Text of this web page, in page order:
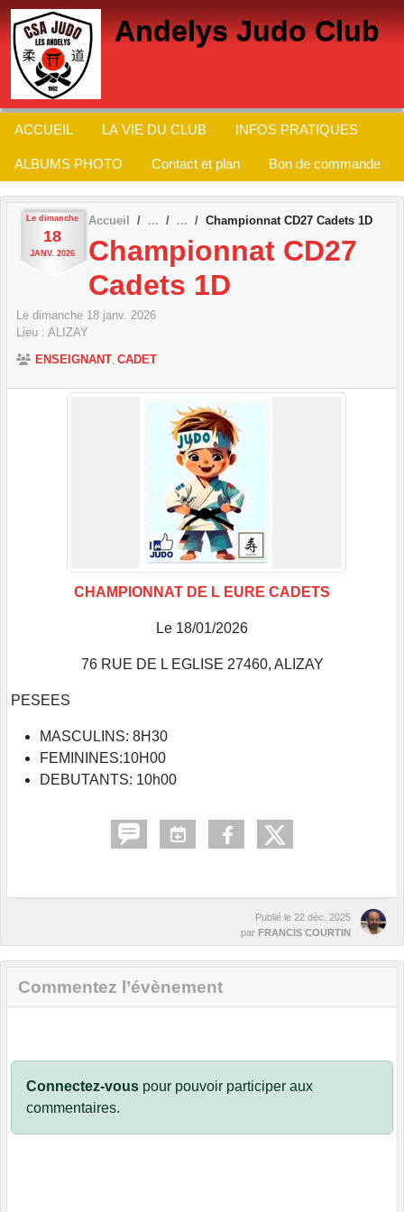
Andelys Judo Club
ACCUEIL LA VIE DU CLUB INFOS PRATIQUES
ALBUMS PHOTO Contact et plan Bon de commande
Le dimanche
18
JANV. 2026
Accueil Championnat CD27 Cadets 1D
Championnat CD27
Cadets 1D
Le dimanche 18 janv. 2026
Lieu : ALIZAY
ENSEIGNANT CADET
CHAMPIONNAT DE L EURE CADETS
Le 18/01/2026
76 RUE DE L EGLISE 27460, ALIZAY
PESEES
MASCULINS: 8H30
FEMININES:10H00
DEBUTANTS: 10h00
Publié le 22 déc. 2025
par FRANCIS COURTIN
Commentez l’évènement
Connectez-vous pour pouvoir participer aux
commentaires.
Panneau de gestion des cookies